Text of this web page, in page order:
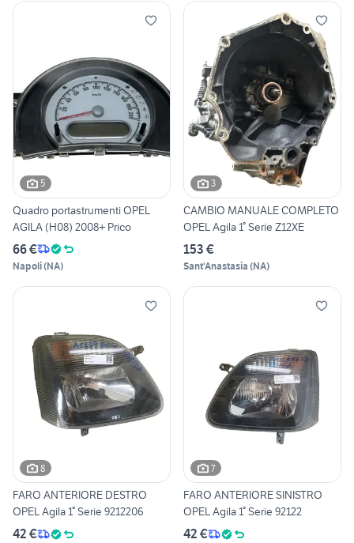
5
Quadro portastrumenti OPEL
AGILA (H08) 2008+ Prico
66 €
Napoli(NA)
3
CAMBIO MANUALE COMPLETO
OPEL Agila 1° Serie Z12XE
153 €
Sant'Anastasia (NA)
8
FARO ANTERIORE DESTRO
OPEL Agila 1° Serie 9212206
42 €
7
FARO ANTERIORE SINISTRO
OPEL Agila 1° Serie 92122
42 €